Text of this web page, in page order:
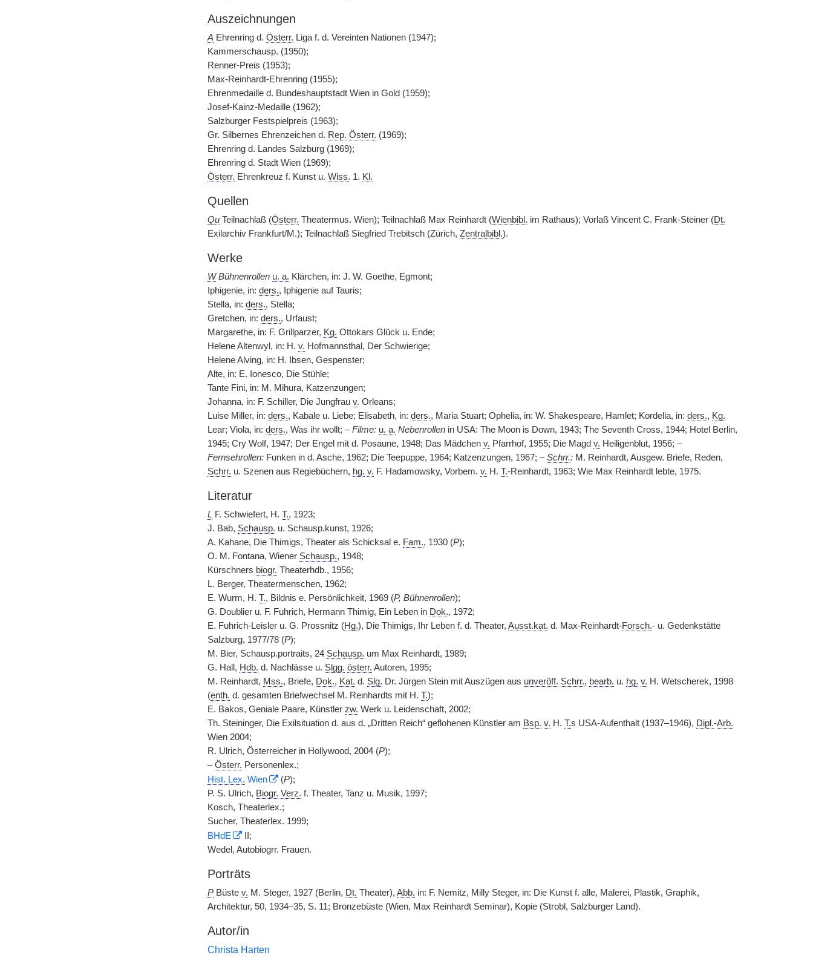
Auszeichnungen
A Ehrenring d. Österr. Liga f. d. Vereinten Nationen (1947);
Kammerschausp. (1950);
Renner-Preis (1953);
Max-Reinhardt-Ehrenring (1955);
Ehrenmedaille d. Bundeshauptstadt Wien in Gold (1959);
Josef-Kainz-Medaille (1962);
Salzburger Festspielpreis (1963);
Gr. Silbernes Ehrenzeichen d. Rep. Österr. (1969);
Ehrenring d. Landes Salzburg (1969);
Ehrenring d. Stadt Wien (1969);
Österr. Ehrenkreuz f. Kunst u. Wiss. 1. Kl.
Quellen
QuTeilnachlaß (Österr. Theatermus. Wien); Teilnachlaß Max Reinhardt (Wienbibl. im Rathaus); Vorlaß Vincent C. Frank-Steiner (Dt.
Exilarchiv Frankfurt/M.); Teilnachlaß Siegfried Trebitsch (Zürich, Zentralbibl.).
Werke
W Bühnenrollen u. a. Klärchen, in: J. W. Goethe, Egmont;
Iphigenie, in: ders., Iphigenie auf Tauris;
Stella, in: ders., Stella;
Gretchen, in: ders., Urfaust;
Margarethe, in: F. Grillparzer, Kg. Ottokars Glück u. Ende;
Helene Altenwyl, in: H. v. Hofmannsthal, Der Schwierige;
Helene Alving, in: H. Ibsen, Gespenster;
Alte, in: E. Ionesco, Die Stühle;
Tante Fini, in: M. Mihura, Katzenzungen;
Johanna, in: F. Schiller, Die Jungfrau v. Orleans;
Luise Miller, in: ders., Kabale u. Liebe; Elisabeth, in: ders., Maria Stuart; Ophelia, in: W. Shakespeare, Hamlet; Kordelia, in: ders., Kg.
Lear; Viola, in: ders., Was ihr wollt; –Filme: u. a. Nebenrollenin USA: The Moon is Down, 1943; The Seventh Cross, 1944; Hotel Berlin,
1945; Cry Wolf, 1947; Der Engel mit d. Posaune, 1948; Das Mädchen v. Pfarrhof, 1955; Die Magd v. Heiligenblut, 1956; –
Fernsehrollen:Funken in d. Asche, 1962; Die Teepuppe, 1964; Katzenzungen, 1967; –Schrr.:M. Reinhardt, Ausgew. Briefe, Reden,
Schrr. u. Szenen aus Regiebüchern, hg. v. F. Hadamowsky, Vorbem. v. H. T.-Reinhardt, 1963; Wie Max Reinhardt lebte, 1975.
Literatur
L F. Schwiefert, H. T., 1923;
J. Bab, Schausp. u. Schausp.kunst, 1926;
A. Kahane, Die Thimigs, Theater als Schicksal e. Fam., 1930 (P);
O. M. Fontana, Wiener Schausp., 1948;
Kürschners biogr. Theaterhdb., 1956;
L. Berger, Theatermenschen, 1962;
E. Wurm, H. T., Bildnis e. Persönlichkeit, 1969 (P, Bühnenrollen);
G. Doublier u. F. Fuhrich, Hermann Thimig, Ein Leben in Dok., 1972;
E. Fuhrich-Leisler u. G. Prossnitz (Hg.), Die Thimigs, Ihr Leben f. d. Theater, Ausst.kat. d. Max-Reinhardt-Forsch.- u. Gedenkstätte
Salzburg, 1977/78 (P);
M. Bier, Schausp.portraits, 24 Schausp. um Max Reinhardt, 1989;
G. Hall, Hdb. d. Nachlässe u. Slgg. österr. Autoren, 1995;
M. Reinhardt, Mss., Briefe, Dok., Kat. d. Slg. Dr. Jürgen Stein mit Auszügen aus unveröff. Schrr., bearb. u. hg. v. H. Wetscherek, 1998
(enth. d. gesamten Briefwechsel M. Reinhardts mit H. T.);
E. Bakos, Geniale Paare, Künstler zw. Werk u. Leidenschaft, 2002;
Th. Steininger, Die Exilsituation d. aus d. „Dritten Reich“ geflohenen Künstler am Bsp. v. H. T.s USA-Aufenthalt (1937–1946), Dipl.-Arb.
Wien 2004;
R. Ulrich, Österreicher in Hollywood, 2004 (P);
– Österr. Personenlex.;
Hist. Lex. Wien (P);
P. S. Ulrich, Biogr. Verz. f. Theater, Tanz u. Musik, 1997;
Kosch, Theaterlex.;
Sucher, Theaterlex. 1999;
BHdE
II;
Wedel, Autobiogrr. Frauen.
Porträts
PBüste v. M. Steger, 1927 (Berlin, Dt. Theater), Abb. in: F. Nemitz, Milly Steger, in: Die Kunst f. alle, Malerei, Plastik, Graphik,
Architektur, 50, 1934–35, S. 11; Bronzebüste (Wien, Max Reinhardt Seminar), Kopie (Strobl, Salzburger Land).
Autor/in
Christa Harten